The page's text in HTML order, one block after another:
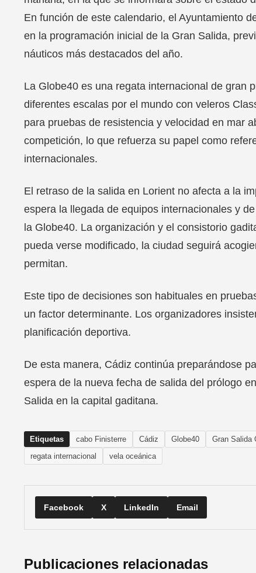
En función de este calendario, el Ayuntamiento
en la programación inicial de la Gran Salida,
náuticos más destacados del año.
La Globe40 es una regata internacional de gran
diferentes escalas por el mundo con veleros
para pruebas de resistencia y velocidad en mar
competición, lo que refuerza su papel como
internacionales.
El retraso de la salida en Lorient no afecta a la
espera la llegada de equipos internacionales y
la Globe40. La organización y el consistorio
pueda verse modificado, la ciudad seguirá
permitan.
Este tipo de decisiones son habituales en
un factor determinante. Los organizadores
planificación deportiva.
De esta manera, Cádiz continúa preparándose
espera de la nueva fecha de salida del prólogo
Salida en la capital gaditana.
Etiquetas cabo Finisterre Cádiz Globe40 Gran Salida
regata internacional
vela oceánica
Facebook X LinkedIn Email
Publicaciones relacionadas